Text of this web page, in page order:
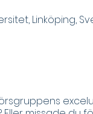
Linköping,